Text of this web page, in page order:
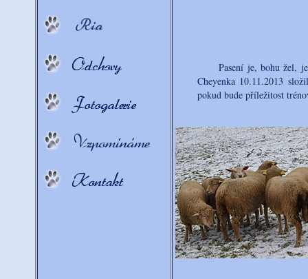
Pasení je, bohu žel, jen
Cheyenka 10.11.2013
pokud bude příležitost